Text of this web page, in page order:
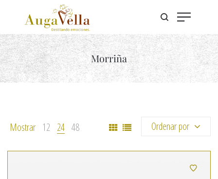
Morriña
Mostrar 12 24 48 Ordenar por